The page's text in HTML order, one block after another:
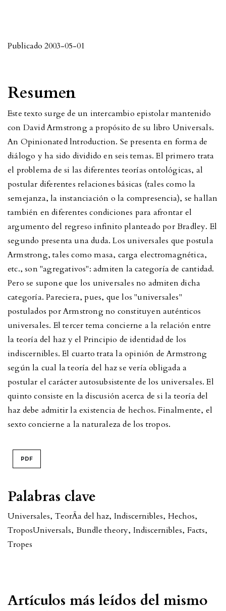
Publicado 2003-05-01
Palabras clave
Universales, TeorÃ­a del haz, Indiscernibles, Hechos,
TroposUniversals, Bundle theory, Indiscernibles, Facts,
Tropes
Resumen
Este texto surge de un intercambio epistolar mantenido
con David Armstrong a propósito de su libro Universals.
An Opinionated lntroduction. Se presenta en forma de
diálogo y ha sido dividido en seis temas. El primero trata
el problema de si las diferentes teorías ontológicas, al
postular diferentes relaciones básicas (tales como la
semejanza, la instanciación o la compresencia), se hallan
también en diferentes condiciones para afrontar el
argumento del regreso infinito planteado por Bradley. El
segundo presenta una duda. Los universales que postula
Armstrong, tales como masa, carga electromagnética,
etc., son "agregativos": admiten la categoría de cantidad.
Pero se supone que los universales no admiten dicha
categoría. Pareciera, pues, que los "universales"
postulados por Armstrong no constituyen auténticos
universales. El tercer tema concierne a la relación entre
la teoría del haz y el Principio de identidad de los
indiscernibles. El cuarto trata la opinión de Armstrong
según la cual la teoría del haz se vería obligada a
postular el carácter autosubsistente de los universales. El
quinto consiste en la discusión acerca de si la teoría del
haz debe admitir la existencia de hechos. Finalmente, el
sexto concierne a la naturaleza de los tropos.
PDF
Artículos más leídos del mismo